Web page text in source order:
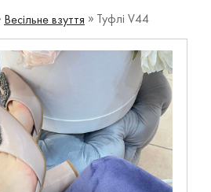
Весільне взуття Туфлі V44